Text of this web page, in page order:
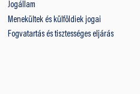
Jogállam
Menekültek és külföldiek jogai
Fogvatartás és tisztességes eljárás